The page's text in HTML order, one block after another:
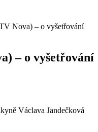
Nova) – o vyšetřování
– o vyšetřování
Václava Jandečková